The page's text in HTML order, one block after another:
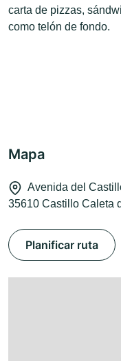
carta de pizzas,
como telón de fondo.
Mapa
Avenida del
35610 Castillo Caleta
Planificar ruta